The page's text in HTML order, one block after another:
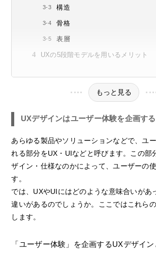
構造
骨格
表層
UXの5段階モデルを用いるメリット
もっと見る
UXデザインはユーザー体験を企画する
あらゆる製品やソリューションなどで、ユ
れる部分をUX・UIなどと呼びます。この部
ザイン・仕様なのかによって、ユーザーの
す。
では、UXやUIにはどのような意味合いがあ
違いがあるのでしょうか。ここではこれら
します。
「ユーザー体験」を企画するUXデザイン